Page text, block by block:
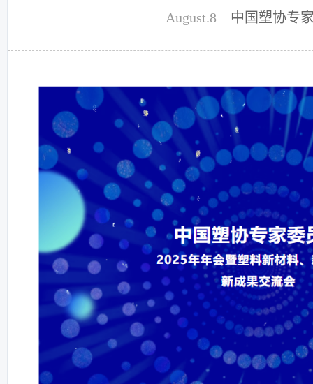
August.8 中国塑协专